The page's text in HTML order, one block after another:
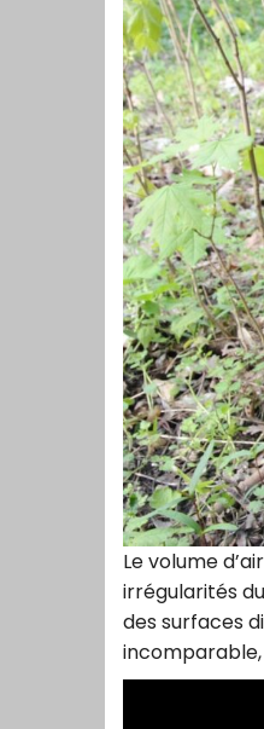
Le volume
irrégularités
des surfaces
incomparable,